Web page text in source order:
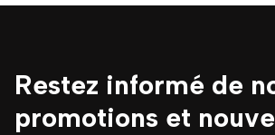
Restez informé de
promotions et